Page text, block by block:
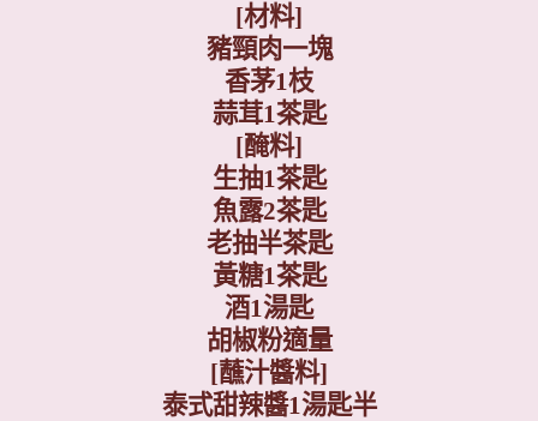
[材料]
豬頸肉一塊
香茅1枝
蒜茸1茶匙
[醃料]
生抽1茶匙
魚露2茶匙
老抽半茶匙
黃糖1茶匙
酒1湯匙
胡椒粉適量
[蘸汁醬料]
泰式甜辣醬1湯匙半